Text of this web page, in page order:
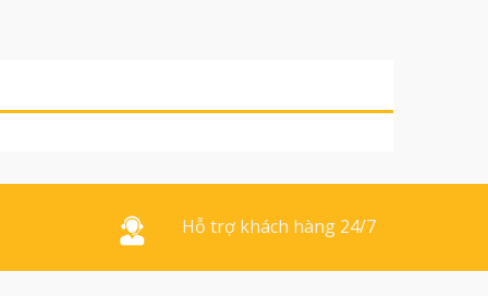
Hỗ trợ khách hàng 24/7